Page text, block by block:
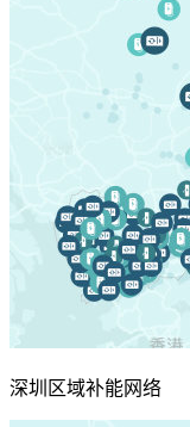
深圳区域补能网络